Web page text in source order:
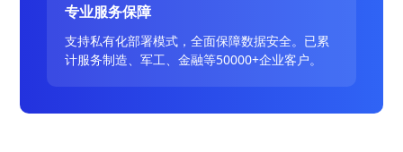
专业服务保障
支持私有化部署模式，全面保障数据安全。已累
计服务制造、军工、金融等50000+企业客户。